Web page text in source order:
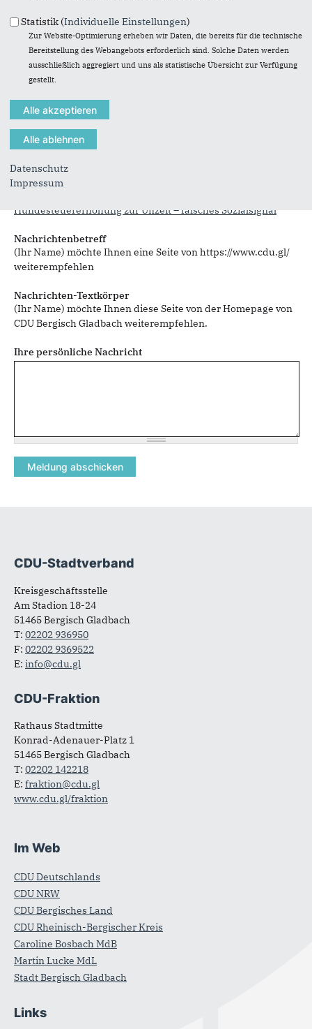
Eigener Name*
Senden an*
Sie können mehrere Empfänger mit Komma getrennt eingeben.
Hundesteuererhöhung zur Unzeit – falsches Sozialsignal
Nachrichtenbetreff
(Ihr Name) möchte Ihnen eine Seite von https://www.cdu.gl/
weiterempfehlen
Nachrichten-Textkörper
(Ihr Name) möchte Ihnen diese Seite von der Homepage von
CDU Bergisch Gladbach weiterempfehlen.
Ihre persönliche Nachricht
Fußbereich
CDU-Stadtverband
Kreisgeschäftsstelle
Am Stadion 18-24
51465 Bergisch Gladbach
T: 02202 936950
F: 02202 9369522
E: info@cdu.gl
CDU-Fraktion
Rathaus Stadtmitte
Konrad-Adenauer-Platz 1
51465 Bergisch Gladbach
T: 02202 142218
E: fraktion@cdu.gl
www.cdu.gl/fraktion
Im Web
CDU Deutschlands
CDU NRW
CDU Bergisches Land
CDU Rheinisch-Bergischer Kreis
Caroline Bosbach MdB
Martin Lucke MdL
Stadt Bergisch Gladbach
Links
Statistik (Individuelle Einstellungen)
Zur Website-Optimierung erheben wir Daten, die bereits für die technische
Bereitstellung des Webangebots erforderlich sind. Solche Daten werden
ausschließlich aggregiert und uns als statistische Übersicht zur Verfügung
gestellt.
Datenschutz
Impressum